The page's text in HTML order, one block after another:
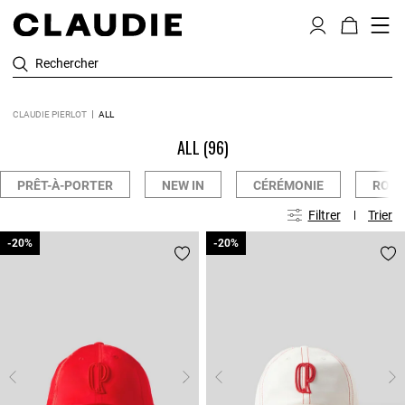
Rechercher
CLAUDIE PIERLOT ALL
ALL (96)
PRÊT-À-PORTER NEW IN CÉRÉMONIE
Filtrer Trier
-20%
-20% -20%
-20%